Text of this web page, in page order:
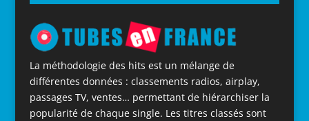
La méthodologie des hits est un mélange de
différentes données : classements radios, airplay,
passages TV, ventes… permettant de hiérarchiser la
popularité de chaque single. Les titres classés sont